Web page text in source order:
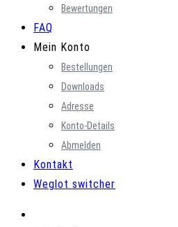
Bewertungen
FAQ
Mein Konto
Bestellungen
Downloads
Adresse
Konto-Details
Abmelden
Kontakt
Weglot switcher